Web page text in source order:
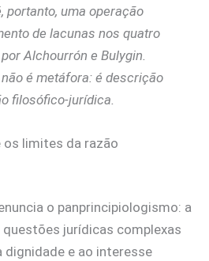
portanto, uma operação
de lacunas nos quatro
Alchourrón e Bulygin.
é metáfora: é descrição
filosófico-jurídica.
os limites da razão
o panprincipiologismo: a
jurídicas complexas
e ao interesse